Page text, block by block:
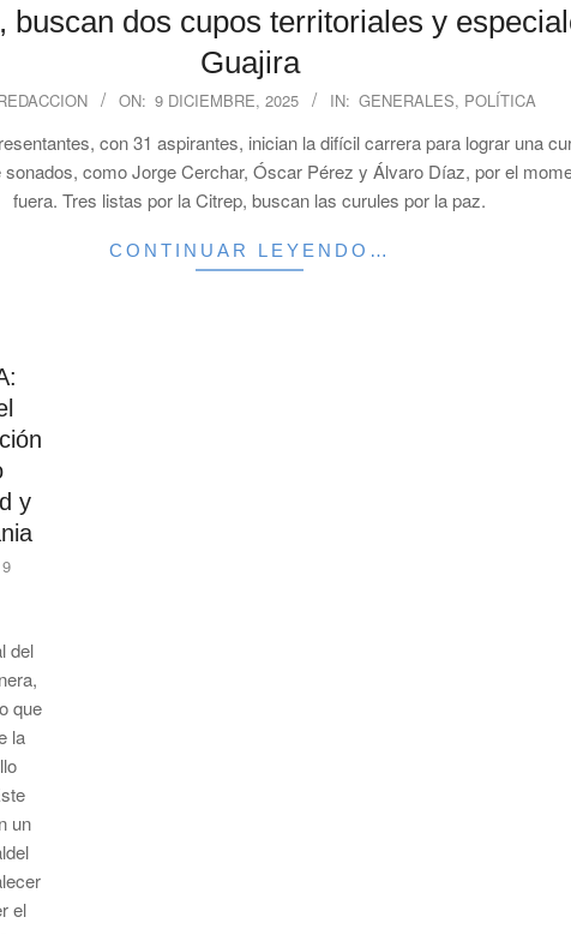
buscan dos cupos territoriales y
Guajira
ON: 9 DICIEMBRE, 2025 IN: GENERALES, POLÍTICA
con 31 aspirantes, inician la difícil carrera para lograr una
como Jorge Cerchar, Óscar Pérez y Álvaro Díaz, por el
fuera. Tres listas por la Citrep, buscan las curules por la paz.
CONTINUAR LEYENDO…
y
9
del
que
la
un
el